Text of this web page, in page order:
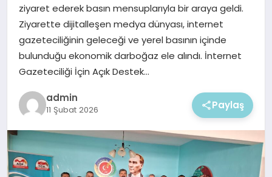
ziyaret ederek basın mensuplarıyla bir araya geldi.
Ziyarette dijitalleşen medya dünyası, internet
gazeteciliğinin geleceği ve yerel basının içinde
bulunduğu ekonomik darboğaz ele alındı. İnternet
Gazeteciliği İçin Açık Destek…
admin
11 Şubat 2026 Paylaş